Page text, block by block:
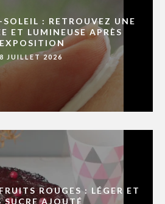
SOLEIL : RETROUVEZ UNE
ET LUMINEUSE APRÈS
JUILLET 2026
ROUGES : LÉGER ET
SUCRE AJOUTÉ